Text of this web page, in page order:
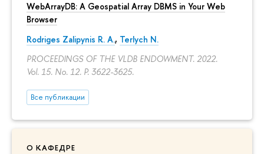
WebArrayDB: A Geospatial Array DBMS in Your Web
Browser
Rodriges Zalipynis R. A., Terlych N.
PROCEEDINGS OF THE VLDB ENDOWMENT. 2022.
Vol. 15. No. 12. P. 3622-3625.
Все публикации
О КАФЕДРЕ